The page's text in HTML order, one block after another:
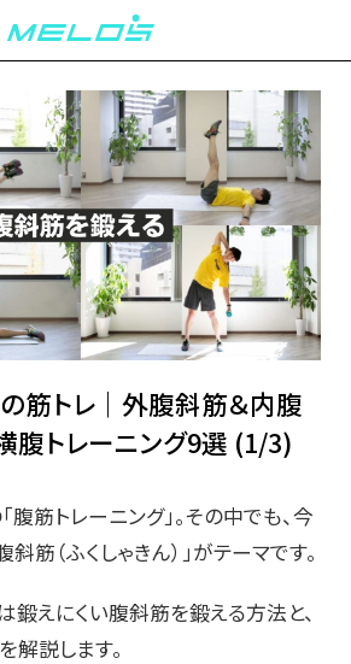
の筋トレ｜外腹斜筋＆内腹
腹トレーニング9選 (1/3)
筋トレーニング」。その中でも、今
筋（ふくしゃきん）」がテーマです。
鍛えにくい腹斜筋を鍛える方法と、
解説します。